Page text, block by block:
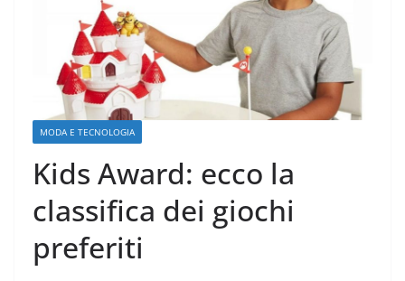
MODA E TECNOLOGIA
Kids Award: ecco la
classifica dei giochi
preferiti